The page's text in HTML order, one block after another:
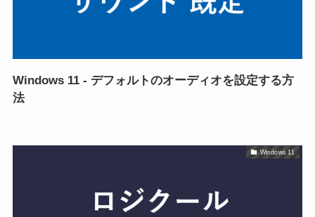
Windows 11 - デフォルトのオーディオを設定する方
法
Windows 11